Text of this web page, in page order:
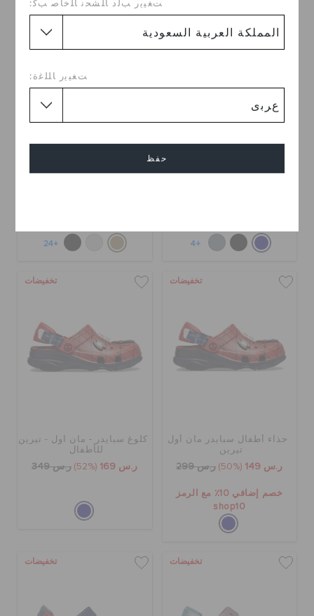
ﺖﻐﻴﻳﺭ ﺐﻟﺩ ﺎﻠﺸﺤﻧ ﺎﻠﺧﺎﺻ ﺐﻛ:
ﺖﻐﻴﻳﺭ ﺎﻠﻠﻏﺓ:
حفظ
+4
+24
تخفيضات
حذاء أطفال سبايدر مان أول
تيرين
ر.س 149 (50%) ر.س 299
خصم إضافي 10٪ مع الرمز
shop10
تخفيضات
كلوغ سبايدر - مان اول - تيرين
للأطفال
ر.س 169 (52%) ر.س 349
تخفيضات تخفيضات